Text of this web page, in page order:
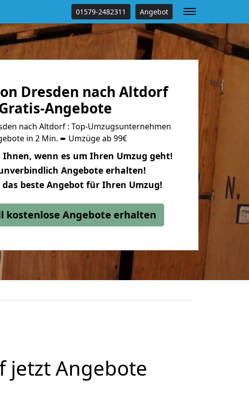
01579-2482311 Angebot
Dresden nach Altdorf
Angebote
nach Altdorf : Top-Umzugsunternehmen
in 2 Min. ➨ Umzüge ab 99€
wenn es um Ihren Umzug geht!
Angebote erhalten!
das beste Angebot für Ihren Umzug!
kostenlose Angebote erhalten
jetzt Angebote